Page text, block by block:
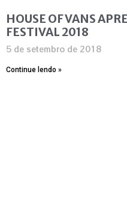
HOUSE OF VANS
FESTIVAL 2018
5 de setembro de 2018
Continue lendo »